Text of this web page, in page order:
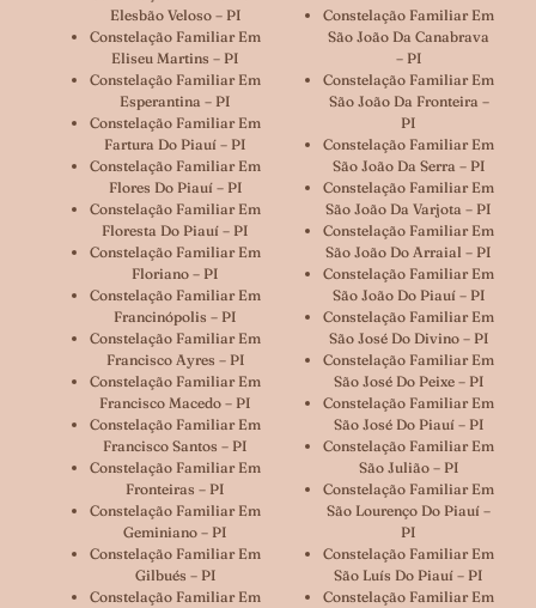
Elesbão Veloso – PI
Constelação Familiar Em
Eliseu Martins – PI
Constelação Familiar Em
Esperantina – PI
Constelação Familiar Em
Fartura Do Piauí – PI
Constelação Familiar Em
Flores Do Piauí – PI
Constelação Familiar Em
Floresta Do Piauí – PI
Constelação Familiar Em
Floriano – PI
Constelação Familiar Em
Francinópolis – PI
Constelação Familiar Em
Francisco Ayres – PI
Constelação Familiar Em
Francisco Macedo – PI
Constelação Familiar Em
Francisco Santos – PI
Constelação Familiar Em
Fronteiras – PI
Constelação Familiar Em
Geminiano – PI
Constelação Familiar Em
Gilbués – PI
Constelação Familiar Em
Constelação Familiar Em
São João Da Canabrava
– PI
Constelação Familiar Em
São João Da Fronteira –
PI
Constelação Familiar Em
São João Da Serra – PI
Constelação Familiar Em
São João Da Varjota – PI
Constelação Familiar Em
São João Do Arraial – PI
Constelação Familiar Em
São João Do Piauí – PI
Constelação Familiar Em
São José Do Divino – PI
Constelação Familiar Em
São José Do Peixe – PI
Constelação Familiar Em
São José Do Piauí – PI
Constelação Familiar Em
São Julião – PI
Constelação Familiar Em
São Lourenço Do Piauí –
PI
Constelação Familiar Em
São Luís Do Piauí – PI
Constelação Familiar Em